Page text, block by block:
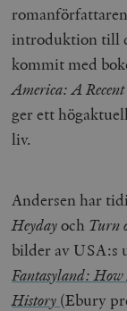
introduktion till
kommit med
America: A
ger ett
liv.
Andersen har
Heydayoch Turn
bilder av USA:s
Fantasyland:
History (Ebury